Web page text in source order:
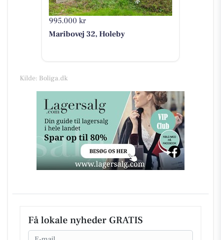
995.000 kr
Maribovej 32, Holeby
Kilde: Boliga.dk
Få lokale nyheder GRATIS
Email